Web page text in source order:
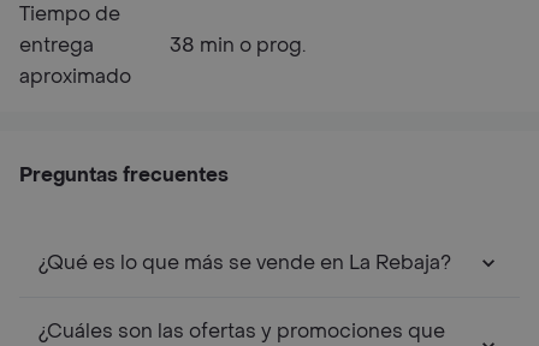
Tiempo de
entrega
aproximado
38 min o prog.
Preguntas frecuentes
¿Qué es lo que más se vende en La Rebaja?
¿Cuáles son las ofertas y promociones que